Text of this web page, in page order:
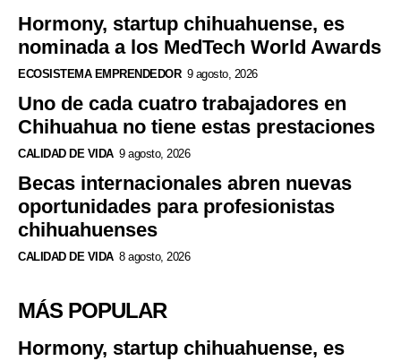
Hormony, startup chihuahuense, es
nominada a los MedTech World Awards
ECOSISTEMA EMPRENDEDOR 9 agosto, 2026
Uno de cada cuatro trabajadores en
Chihuahua no tiene estas prestaciones
CALIDAD DE VIDA 9 agosto, 2026
Becas internacionales abren nuevas
oportunidades para profesionistas
chihuahuenses
CALIDAD DE VIDA 8 agosto, 2026
MÁS POPULAR
Hormony, startup chihuahuense, es